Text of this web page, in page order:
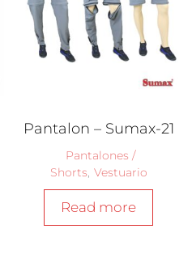
Pantalon – Sumax-21
Pantalones /
Shorts Vestuario
Read more